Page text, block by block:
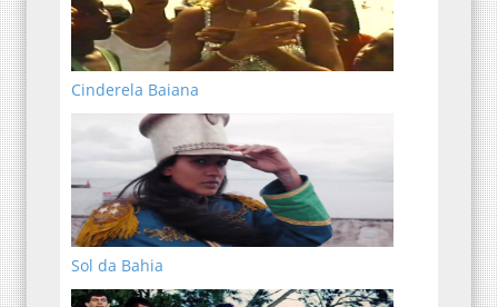
Cinderela Baiana
Sol da Bahia